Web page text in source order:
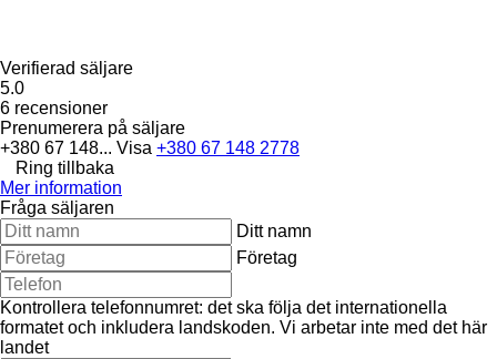
Verifierad säljare
5.0
6 recensioner
Prenumerera på säljare
+380 67 148... Visa +380 67 148 2778
Ring tillbaka
Mer information
Fråga säljaren
Ditt namn
Företag
Kontrollera telefonnumret: det ska följa det internationella
formatet och inkludera landskoden. Vi arbetar inte med det här
landet